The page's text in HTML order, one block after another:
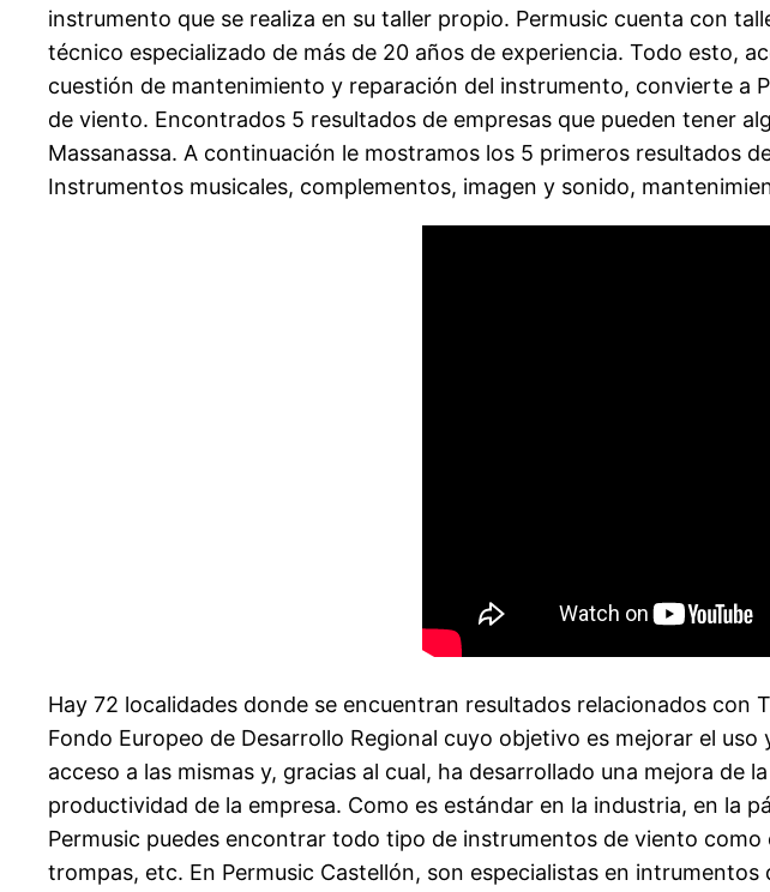
instrumento que se realiza en su taller propio. Permusic cuenta con
técnico especializado de más de 20 años de experiencia. Todo esto,
cuestión de mantenimiento y reparación del instrumento, convierte a
de viento. Encontrados 5 resultados de empresas que pueden tener
Massanassa. A continuación le mostramos los 5 primeros resultados
Instrumentos musicales, complementos, imagen y sonido,
Hay 72 localidades donde se encuentran resultados relacionados
Fondo Europeo de Desarrollo Regional cuyo objetivo es mejorar el
acceso a las mismas y, gracias al cual, ha desarrollado una mejora
productividad de la empresa. Como es estándar en la industria, en la
Permusic puedes encontrar todo tipo de instrumentos de viento
trompas, etc. En Permusic Castellón, son especialistas en